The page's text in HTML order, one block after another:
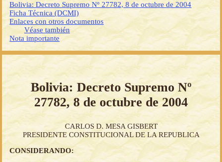
Bolivia: Decreto Supremo Nº 27782, 8 de octubre de 2004
Ficha Técnica (DCMI)
Enlaces con otros documentos
Véase también
Nota importante
Bolivia: Decreto Supremo Nº
27782, 8 de octubre de 2004
CARLOS D. MESA GISBERT
PRESIDENTE CONSTITUCIONAL DE LA REPUBLICA
CONSIDERANDO: